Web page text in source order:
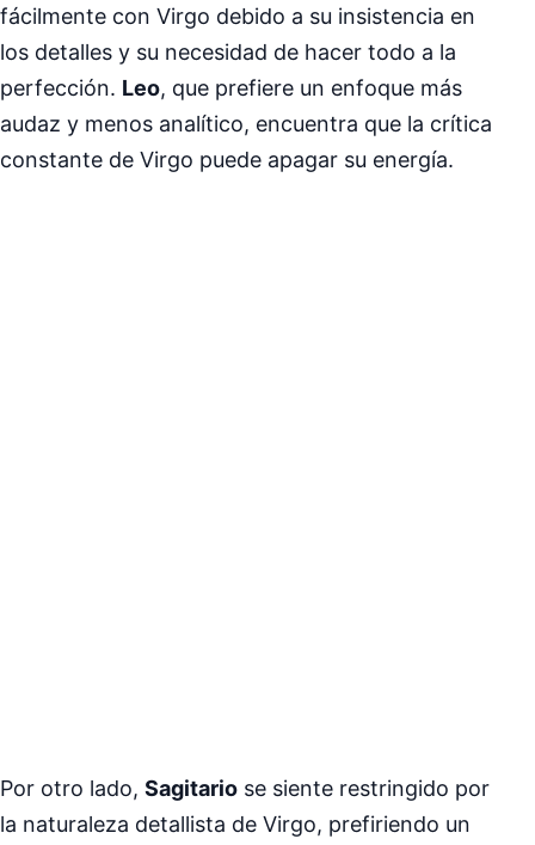
fácilmente con Virgo debido a su insistencia en
los detalles y su necesidad de hacer todo a la
perfección. Leo, que prefiere un enfoque más
audaz y menos analítico, encuentra que la crítica
constante de Virgo puede apagar su energía.
Por otro lado, Sagitario se siente restringido por
la naturaleza detallista de Virgo, prefiriendo un